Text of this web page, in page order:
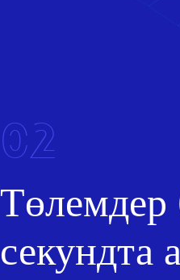
02
Төлемдер
секундта